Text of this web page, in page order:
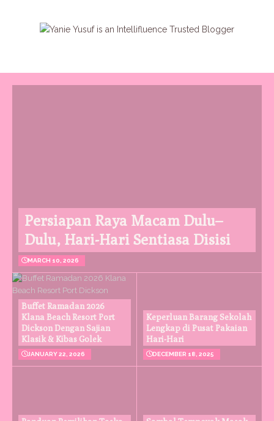
Persiapan Raya Macam Dulu–
Dulu, Hari-Hari Sentiasa Disisi
MARCH 10, 2026
Buffet Ramadan 2026
Klana Beach Resort Port
Dickson Dengan Sajian
Klasik & Kibas Golek
JANUARY 22, 2026
Keperluan Barang Sekolah
Lengkap di Pusat Pakaian
Hari-Hari
DECEMBER 18, 2025